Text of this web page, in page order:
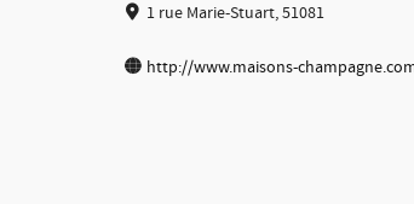
1 rue Marie-Stuart, 51081
http://www.maisons-